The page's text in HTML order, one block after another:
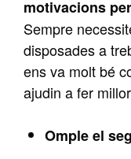
motivacions
Sempre
disposades a
ens va molt bé
ajudin a fer
Omple el